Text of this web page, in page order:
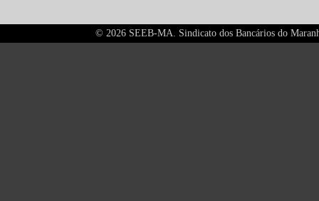
© 2026 SEEB-MA. Sindicato dos Bancários do